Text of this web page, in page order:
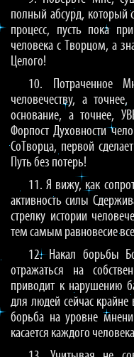
полный абсурд, который
процесс, пусть пока
человека с Творцом, а
Целого!
10. Потраченное
человечеству, а
основание, а точнее,
Форпост Духовности
СоТворца, первой
Путь без потерь!
11. Я вижу, как
активность силы
стрелку истории
тем самым равновесие
12. Накал борьбы
отражаться на
приводит к нарушению
для людей сейчас
борьба на уровне
касается каждого